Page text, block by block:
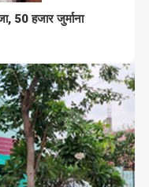
50 हजार जुर्माना